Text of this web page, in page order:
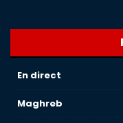
En direct
Maghreb